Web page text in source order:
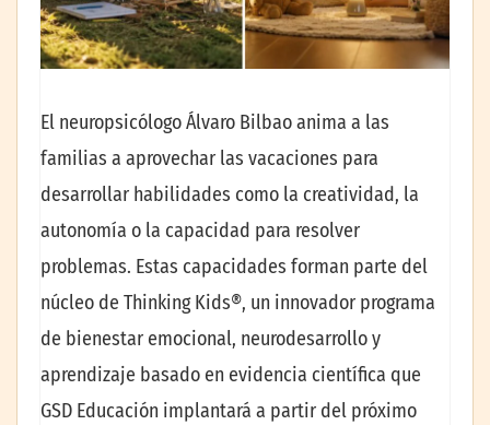
El neuropsicólogo Álvaro Bilbao anima a las
familias a aprovechar las vacaciones para
desarrollar habilidades como la creatividad, la
autonomía o la capacidad para resolver
problemas. Estas capacidades forman parte del
núcleo de Thinking Kids®, un innovador programa
de bienestar emocional, neurodesarrollo y
aprendizaje basado en evidencia científica que
GSD Educación implantará a partir del próximo